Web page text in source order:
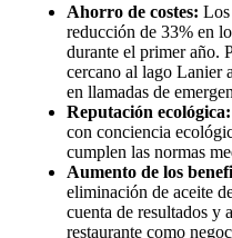
Ahorro de costes: Los
reducción de 33% en
durante el primer año.
cercano al lago Lanier
en llamadas de
Reputación ecológica:
con conciencia
cumplen las normas
Aumento de los
eliminación de aceite
cuenta de resultados y
restaurante como